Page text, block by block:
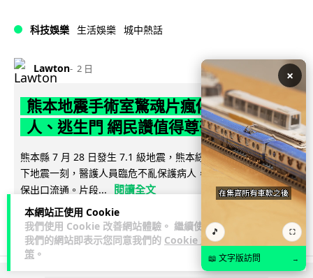
本網站正使用 Cookie
我們使用 Cookie 改善網站體驗。 繼續使用
我們的網站即表示您同意我們的 Cookie 政
策 。
科技娛樂 生活娛樂 城中熱話
Lawton 2 日
熊本地震手術室驚魂片瘋傳 醫護保護病
人、逃生門 網民讚值得尊敬
熊本縣 7 月 28 日發生 7.1 級地震，熊本綜合醫院手術室鏡頭拍
下地震一刻，醫護人員臨危不亂保護病人，更馬上開逃生門確
保出口流通。片段...
閱讀全文
71 28 分享
×
🎵 ⛶
📖 文字版訪問 →